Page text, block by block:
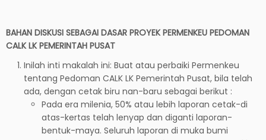
BAHAN DISKUSI SEBAGAI DASAR PROYEK PERMENKEU PEDOMAN
CALK LK PEMERINTAH PUSAT
Inilah inti makalah ini: Buat atau perbaiki Permenkeu
tentang Pedoman CALK LK Pemerintah Pusat, bila telah
ada, dengan cetak biru nan-baru sebagai berikut :
Pada era milenia, 50% atau lebih laporan cetak-di
atas-kertas telah lenyap dan diganti laporan-
bentuk-maya. Seluruh laporan di muka bumi